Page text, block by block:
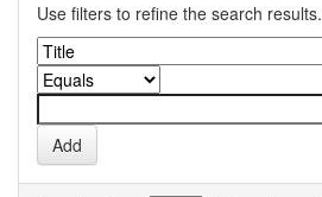
Use filters to refine the search results.